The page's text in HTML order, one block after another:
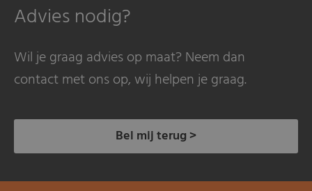
Advies nodig?
Wil je graag advies op maat? Neem dan
contact met ons op, wij helpen je graag.
Bel mij terug >